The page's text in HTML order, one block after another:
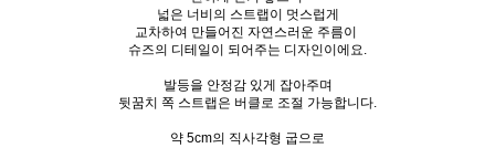
넓은 너비의 스트랩이 멋스럽게
교차하여 만들어진 자연스러운 주름이
슈즈의 디테일이 되어주는 디자인이에요.
발등을 안정감 있게 잡아주며
뒷꿈치 쪽 스트랩은 버클로 조절 가능합니다.
약 5cm의 직사각형 굽으로